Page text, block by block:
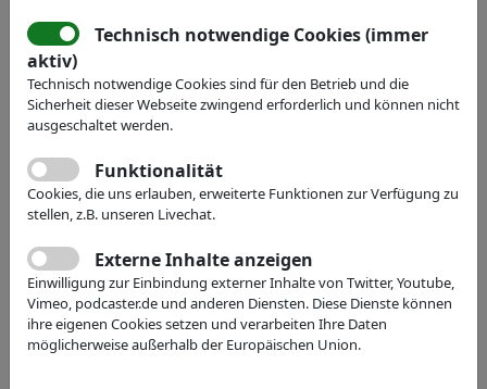
IVAM Fachverband für Mikrotechnik
Veranstaltungen
Micronit B.V.
Webseite
Technisch notwendige Cookies (immer
aktiv)
Technisch notwendige Cookies sind für den Betrieb und die
Sicherheit dieser Webseite zwingend erforderlich und können nicht
ausgeschaltet werden.
Funktionalität
Cookies, die uns erlauben, erweiterte Funktionen zur Verfügung zu
stellen, z.B. unseren Livechat.
Externe Inhalte anzeigen
Einwilligung zur Einbindung externer Inhalte von Twitter, Youtube,
Vimeo, podcaster.de und anderen Diensten. Diese Dienste können
ihre eigenen Cookies setzen und verarbeiten Ihre Daten
möglicherweise außerhalb der Europäischen Union.